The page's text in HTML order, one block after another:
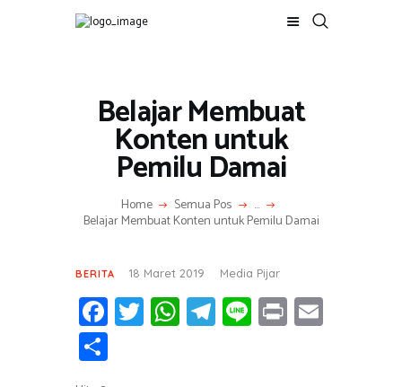
Belajar Membuat
Konten untuk
Pemilu Damai
Home Semua Pos ...
Belajar Membuat Konten untuk Pemilu Damai
g
i
BERITA 18 Maret 2019 Media Pijar
Fa
ce
T
wi
W
h
T
el
Li
n
Pr
in